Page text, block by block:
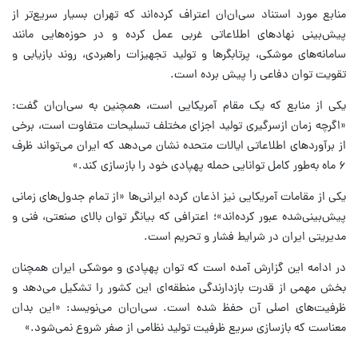
منابع مورد استناد سی‌ان‌ان اعتراف کرده‌اند که تهران بسیار سریع‌تر از
پیش‌بینی نهادهای اطلاعاتی غربی عمل کرده و در حوزه‌هایی مانند
سامانه‌های موشکی، پرتابگرها و تولید تجهیزات راهبردی، روند بازیابی و
تقویت توان دفاعی را پیش برده است.
یکی از منابع که یک مقام آمریکایی است، همچنین به سی‌ان‌ان گفت:
«اگرچه زمان ازسرگیری تولید اجزای مختلف تسلیحات متفاوت است، برخی
از برآوردهای اطلاعاتی ایالات متحده نشان می‌دهد که ایران می‌تواند ظرف
۶ ماه به‌طور کامل توانایی حمله پهپادی خود را بازسازی کند.»
یکی از مقامات آمریکایی نیز اذعان کرده ایرانی‌ها «از تمام جدول‌های زمانی
پیش‌بینی‌شده عبور کرده‌اند»؛ اعترافی که بیانگر توان بالای صنعتی، فنی و
مدیریتی ایران در شرایط فشار و تحریم است.
در ادامه این گزارش آمده است که توان پهپادی و موشکی ایران همچنان
بخش مهمی از قدرت بازدارندگی منطقه‌ای این کشور را تشکیل می‌دهد و
ظرفیت‌های اصلی آن حفظ شده است. سی‌ان‌ان می‌نویسد: «این بدان
معناست که بازسازی سریع ظرفیت تولید نظامی از صفر شروع نمی‌شود.»